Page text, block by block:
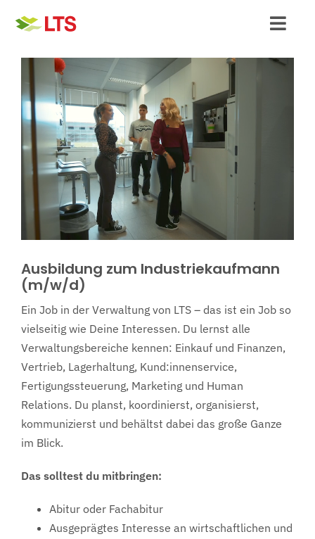
Schüler:innen
Student:innen
Absolvent:innen & Berufserfahrene
Bewerbung & Hilfe
Unternehmen
Ausbildung zum Industriekaufmann
(m/w/d)
Ein Job in der Verwaltung von LTS – das ist ein Job so
vielseitig wie Deine Interessen. Du lernst alle
Verwaltungsbereiche kennen: Einkauf und Finanzen,
Vertrieb, Lagerhaltung, Kund:innenservice,
Fertigungssteuerung, Marketing und Human
Relations. Du planst, koordinierst, organisierst,
kommunizierst und behältst dabei das große Ganze
im Blick.
Das solltest du mitbringen:
Abitur oder Fachabitur
Ausgeprägtes Interesse an wirtschaftlichen und